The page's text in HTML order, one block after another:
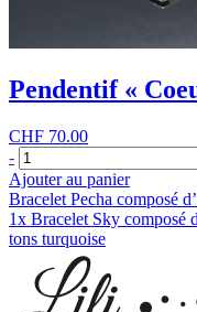
Pendentif «
CHF 70.00
- quantité
de
Pendentif
"Coeur"
en
massif
925
Ajouter au panier
Navigation
de
l’article
Bracelet Pecha composé
1x Bracelet Sky composé
tons turquoise